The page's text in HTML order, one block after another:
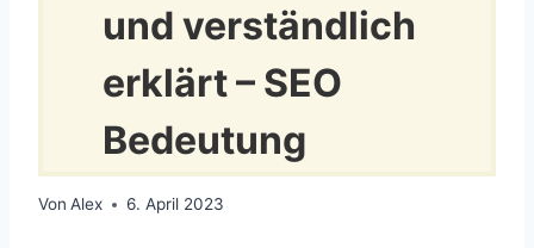
und verständlich
erklärt – SEO
Bedeutung
Von Alex 6. April 2023